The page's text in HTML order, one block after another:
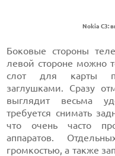
Nokia C3:
Боковые стороны
левой стороне можно
слот для карты
заглушками. Сразу
выглядит весьма
требуется снимать
что очень часто
аппаратов.
громкостью, а также